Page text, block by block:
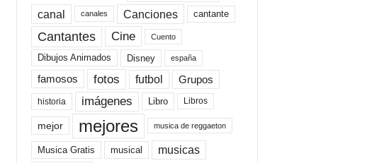
canal canales Canciones cantante
Cantantes Cine Cuento
Dibujos Animados Disney españa
famosos fotos futbol Grupos
historia imágenes Libro Libros
mejor mejores musica de reggaeton
Musica Gratis musical musicas